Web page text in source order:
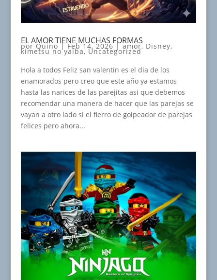
EL AMOR TIENE MUCHAS FORMAS
porQuino |Feb 14, 2026|amor, Disney,
kimetsu no yaiba, Uncategorized
Hola a todos Feliz san valentin es el dia de los
enamorados pero creo que este año ya estamos
hasta las narices de las parejitas asi que debemos
recomendar una manera de hacer que las parejas se
vayan a otro lado si el fierro de golpeador de parejas
felices pero ahora...